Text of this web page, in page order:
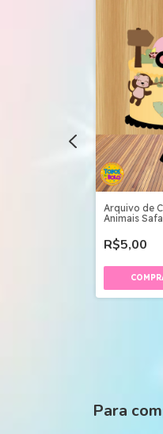
Topo de Bolo
Arquivo de
Animais
R$5,00
Para